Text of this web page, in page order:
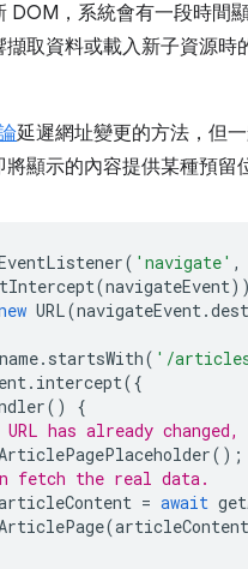
DOM，系統會有一段時間
取資料或載入新子資源時
延遲網址變更的方法，但
顯示的內容提供某種預留
( 'navigate' ,
(navigateEvent))
URL(navigateEvent.
. startsWith( '/
. intercept({
()
{
has already
();
fetch the real data.
= await
(articleContent